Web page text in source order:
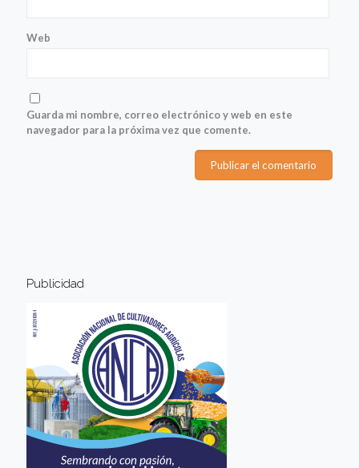
Web
Guarda mi nombre, correo electrónico y web en este
navegador para la próxima vez que comente.
Publicidad